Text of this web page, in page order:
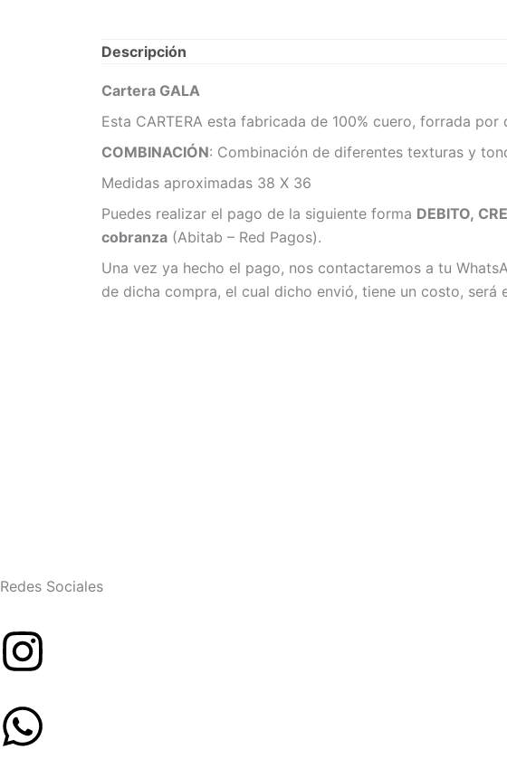
Descripción
Cartera GALA
Esta CARTERA esta fabricada de 100% cuero, forrada
COMBINACIÓN: Combinación de diferentes texturas y
Medidas aproximadas 38 X 36
Puedes realizar el pago de la siguiente forma DEBITO,
cobranza (Abitab – Red Pagos).
Una vez ya hecho el pago, nos contactaremos a tu
de dicha compra, el cual dicho envió, tiene un costo, será
Redes Sociales